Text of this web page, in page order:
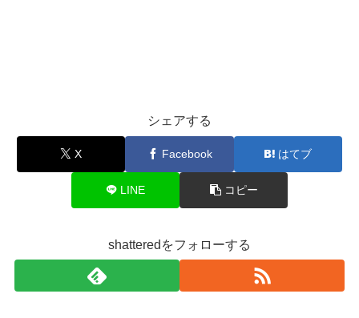
シェアする
X Facebook はてブ
LINE コピー
shatteredをフォローする